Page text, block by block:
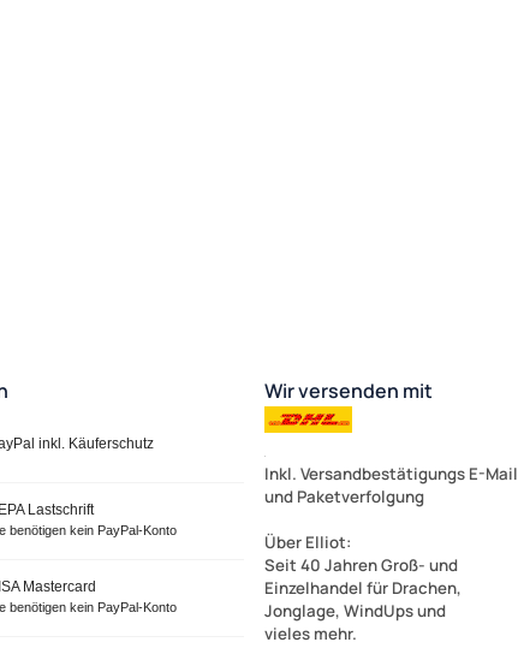
inkl. Käuferschutz
Lastschrift
benötigen kein PayPal-Konto
Mastercard
benötigen kein PayPal-Konto
Wir versenden mit
Inkl. Versandbestätigungs E-Mail
und Paketverfolgung
Über Elliot:
Seit 40 Jahren Groß- und
Einzelhandel für Drachen,
Jonglage, WindUps und
vieles mehr.